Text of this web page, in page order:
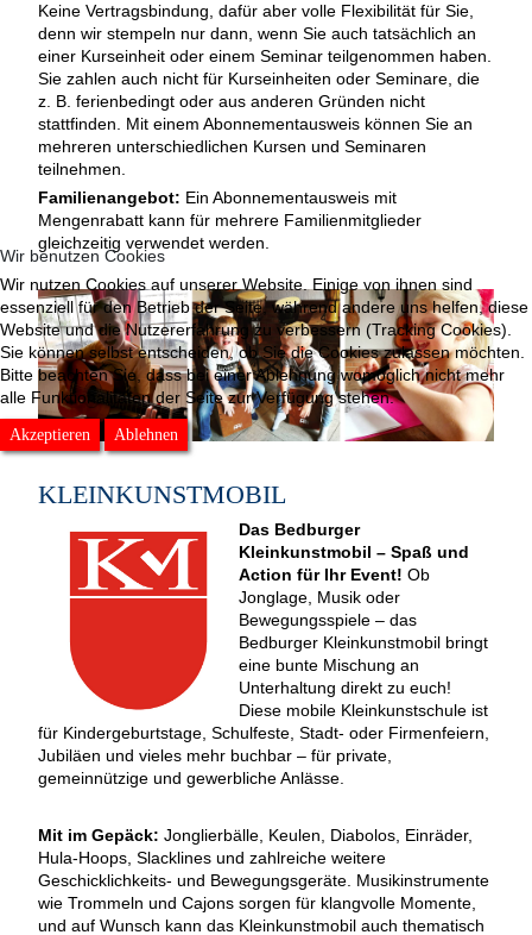
Keine Vertragsbindung, dafür aber volle Flexibilität für Sie,
denn wir stempeln nur dann, wenn Sie auch tatsächlich an
einer Kurseinheit oder einem Seminar teilgenommen haben.
Sie zahlen auch nicht für Kurseinheiten oder Seminare, die
z. B. ferienbedingt oder aus anderen Gründen nicht
stattfinden. Mit einem Abonnementausweis können Sie an
mehreren unterschiedlichen Kursen und Seminaren
teilnehmen.
Familienangebot: Ein Abonnementausweis mit
Mengenrabatt kann für mehrere Familienmitglieder
gleichzeitig verwendet werden.
KLEINKUNSTMOBIL
Das Bedburger
Kleinkunstmobil – Spaß und
Action für Ihr Event!Ob
Jonglage, Musik oder
Bewegungsspiele – das
Bedburger Kleinkunstmobil bringt
eine bunte Mischung an
Unterhaltung direkt zu euch!
Diese mobile Kleinkunstschule ist
für Kindergeburtstage, Schulfeste, Stadt- oder Firmenfeiern,
Jubiläen und vieles mehr buchbar – für private,
gemeinnützige und gewerbliche Anlässe.
Mit im Gepäck: Jonglierbälle, Keulen, Diabolos, Einräder,
Hula-Hoops, Slacklines und zahlreiche weitere
Geschicklichkeits- und Bewegungsgeräte. Musikinstrumente
wie Trommeln und Cajons sorgen für klangvolle Momente,
und auf Wunsch kann das Kleinkunstmobil auch thematisch
Wir benutzen Cookies
Wir nutzen Cookies auf unserer Website. Einige von ihnen sind
essenziell für den Betrieb der Seite, während andere uns helfen, diese
Website und die Nutzererfahrung zu verbessern (Tracking Cookies).
Sie können selbst entscheiden, ob Sie die Cookies zulassen möchten.
Bitte beachten Sie, dass bei einer Ablehnung womöglich nicht mehr
alle Funktionalitäten der Seite zur Verfügung stehen.
Akzeptieren Ablehnen